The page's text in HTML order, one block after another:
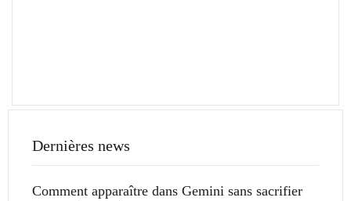
Dernières news
Comment apparaître dans Gemini sans sacrifier